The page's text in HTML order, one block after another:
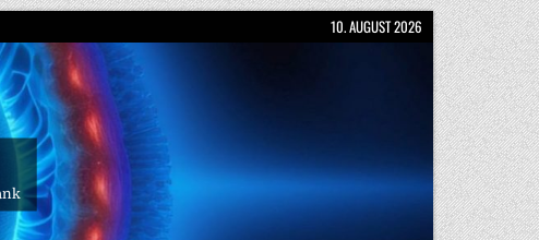
10. AUGUST 2026